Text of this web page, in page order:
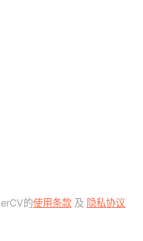
的使用条款及 隐私协议